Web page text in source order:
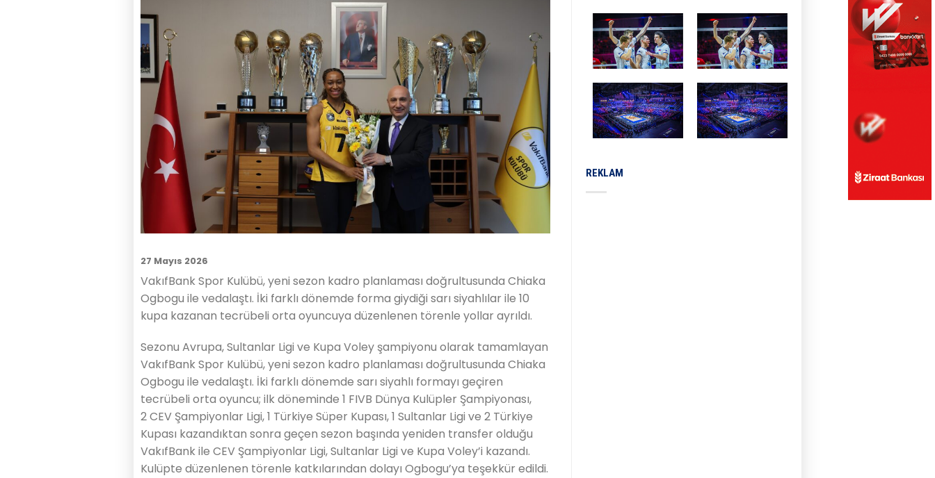
27 Mayıs 2026
VakıfBank Spor Kulübü, yeni sezon kadro planlaması doğrultusunda Chiaka
Ogbogu ile vedalaştı. İki farklı dönemde forma giydiği sarı siyahlılar ile 10
kupa kazanan tecrübeli orta oyuncuya düzenlenen törenle yollar ayrıldı.
Sezonu Avrupa, Sultanlar Ligi ve Kupa Voley şampiyonu olarak tamamlayan
VakıfBank Spor Kulübü, yeni sezon kadro planlaması doğrultusunda Chiaka
Ogbogu ile vedalaştı. İki farklı dönemde sarı siyahlı formayı geçiren
tecrübeli orta oyuncu; ilk döneminde 1 FIVB Dünya Kulüpler Şampiyonası,
2 CEV Şampiyonlar Ligi, 1 Türkiye Süper Kupası, 1 Sultanlar Ligi ve 2 Türkiye
Kupası kazandıktan sonra geçen sezon başında yeniden transfer olduğu
VakıfBank ile CEV Şampiyonlar Ligi, Sultanlar Ligi ve Kupa Voley’i kazandı.
Kulüpte düzenlenen törenle katkılarından dolayı Ogbogu’ya teşekkür edildi.
REKLAM